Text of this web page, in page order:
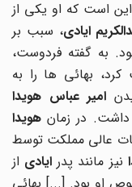
است که او یکی از
ایادی، سبب بر
به گفته فردوست،
بهائی ها را به
امیر عباس هویدا
در زمانهویدا
عالی مملکت توسط
مانند پدرایادیاز